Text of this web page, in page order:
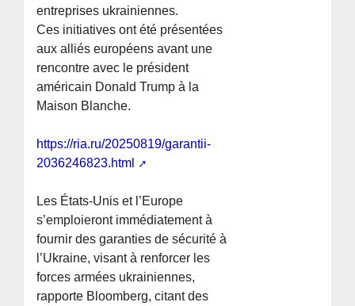
entreprises ukrainiennes.
Ces initiatives ont été présentées
aux alliés européens avant une
rencontre avec le président
américain Donald Trump à la
Maison Blanche.
https://ria.ru/20250819/garantii-
2036246823.html
Les États-Unis et l’Europe
s’emploieront immédiatement à
fournir des garanties de sécurité à
l’Ukraine, visant à renforcer les
forces armées ukrainiennes,
rapporte Bloomberg, citant des